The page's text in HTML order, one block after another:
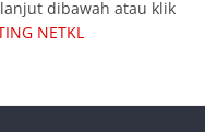
lanjut dibawah atau klik
NETKL